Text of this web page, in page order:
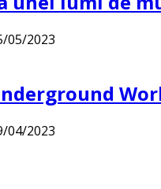
05/2023
04/2023